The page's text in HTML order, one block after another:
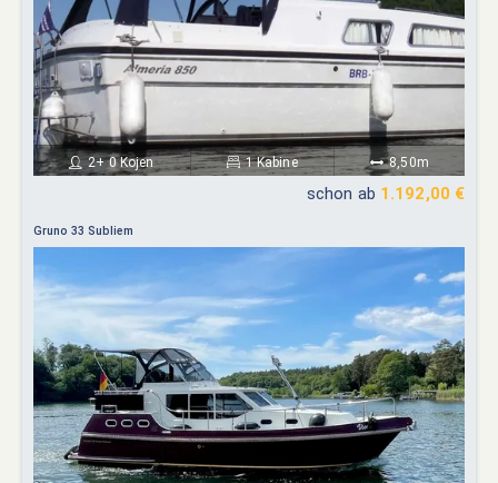
2+ 0 Kojen 1 Kabine 8,50m
schon ab 1.192,00 €
Gruno 33 Subliem